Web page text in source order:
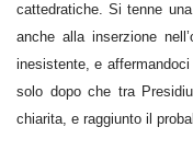
cattedratiche. Si tenne
anche alla inserzione
inesistente, e
solo dopo che tra
chiarita, e raggiunto il